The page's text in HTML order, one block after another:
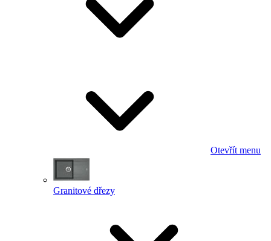
Otevřít menu
Granitové dřezy